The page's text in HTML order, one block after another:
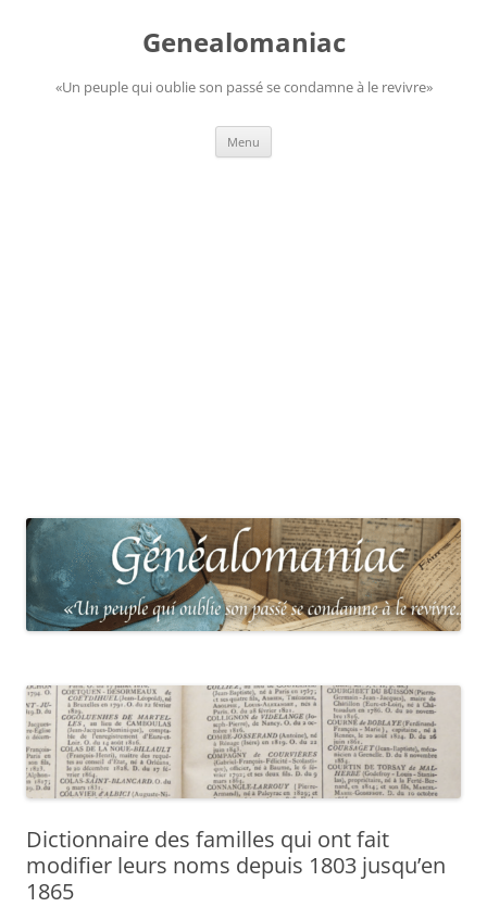
Genealomaniac
«Un peuple qui oublie son passé se condamne à le revivre»
Menu
Dictionnaire des familles qui ont fait
modifier leurs noms depuis 1803 jusqu’en
1865